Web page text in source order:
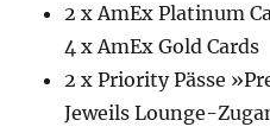
2 x AmEx Platinum
4 x AmEx Gold Cards
2 x Priority Pässe
Jeweils Lounge-